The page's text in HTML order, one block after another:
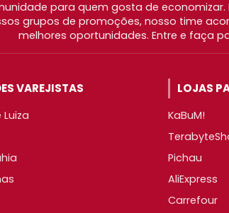
para quem gosta de
grupos de promoções, nosso time
melhores oportunidades. Entre e faça
VAREJISTAS LOJAS
KaBuM!
Pichau
AliExpress
Carrefour